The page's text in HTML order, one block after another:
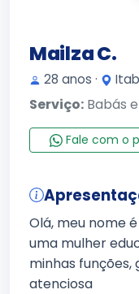
Mailza C.
28 anos ·
Serviço: Babás
Fale com o
Olá, meu nome
uma mulher
minhas funções,
atenciosa